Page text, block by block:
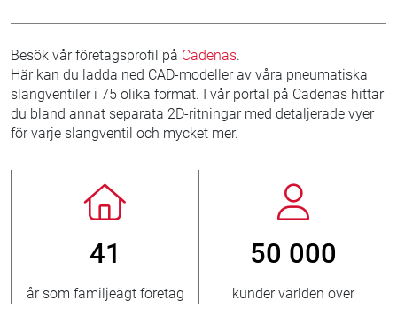
Besök vår företagsprofil på Cadenas.
Här kan du ladda ned CAD-modeller av våra pneumatiska
slangventiler i 75 olika format. I vår portal på Cadenas hittar
du bland annat separata 2D-ritningar med detaljerade vyer
för varje slangventil och mycket mer.
41
år som familjeägt företag
50 000
kunder världen över